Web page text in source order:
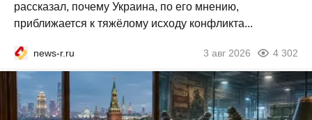
рассказал, почему Украина, по его мнению,
приближается к тяжёлому исходу конфликта...
news-r.ru 3 авг 2026 4 302